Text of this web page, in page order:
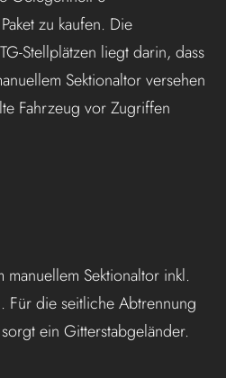
zu kaufen. Die
Stellplätzen liegt darin, dass
Sektionaltor versehen
Fahrzeug vor Zugriffen
manuellem Sektionaltor inkl.
Für die seitliche Abtrennung
ein Gitterstabgeländer.